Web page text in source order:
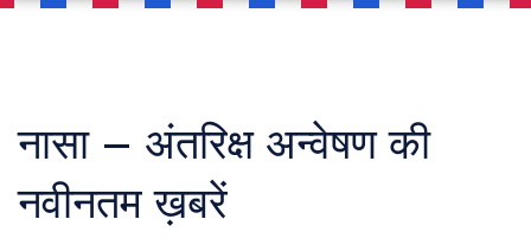
नासा – अंतरिक्ष अन्वेषण की
नवीनतम ख़बरें